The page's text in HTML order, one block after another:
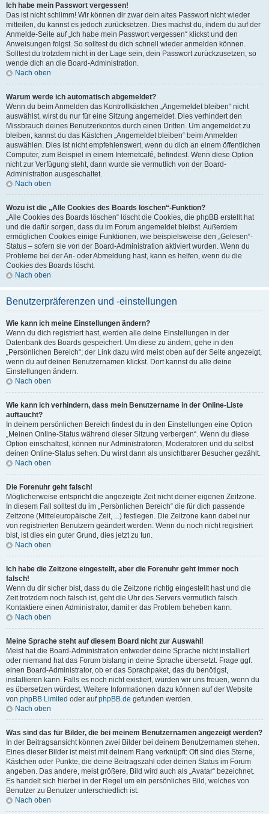
Ich habe mein Passwort vergessen!
Das ist nicht schlimm! Wir können dir zwar dein altes Passwort nicht wieder
mitteilen, du kannst es jedoch zurücksetzen. Dies machst du, indem du auf der
Anmelde-Seite auf „Ich habe mein Passwort vergessen“ klickst und den
Anweisungen folgst. So solltest du dich schnell wieder anmelden können.
Solltest du trotzdem nicht in der Lage sein, dein Passwort zurückzusetzen, so
wende dich an die Board-Administration.
Nach oben
Warum werde ich automatisch abgemeldet?
Wenn du beim Anmelden das Kontrollkästchen „Angemeldet bleiben“ nicht
auswählst, wirst du nur für eine Sitzung angemeldet. Dies verhindert den
Missbrauch deines Benutzerkontos durch einen Dritten. Um angemeldet zu
bleiben, kannst du das Kästchen „Angemeldet bleiben“ beim Anmelden
auswählen. Dies ist nicht empfehlenswert, wenn du dich an einem öffentlichen
Computer, zum Beispiel in einem Internetcafé, befindest. Wenn diese Option
nicht zur Verfügung steht, dann wurde sie vermutlich von der Board-
Administration ausgeschaltet.
Nach oben
Wozu ist die „Alle Cookies des Boards löschen“-Funktion?
„Alle Cookies des Boards löschen“ löscht die Cookies, die phpBB erstellt hat
und die dafür sorgen, dass du im Forum angemeldet bleibst. Außerdem
ermöglichen Cookies einige Funktionen, wie beispielsweise den „Gelesen“-
Status – sofern sie von der Board-Administration aktiviert wurden. Wenn du
Probleme bei der An- oder Abmeldung hast, kann es helfen, wenn du die
Cookies des Boards löscht.
Nach oben
Benutzerpräferenzen und -einstellungen
Wie kann ich meine Einstellungen ändern?
Wenn du dich registriert hast, werden alle deine Einstellungen in der
Datenbank des Boards gespeichert. Um diese zu ändern, gehe in den
„Persönlichen Bereich“; der Link dazu wird meist oben auf der Seite angezeigt,
wenn du auf deinen Benutzernamen klickst. Dort kannst du alle deine
Einstellungen ändern.
Nach oben
Wie kann ich verhindern, dass mein Benutzername in der Online-Liste
auftaucht?
In deinem persönlichen Bereich findest du in den Einstellungen eine Option
„Meinen Online-Status während dieser Sitzung verbergen“. Wenn du diese
Option einschaltest, können nur Administratoren, Moderatoren und du selbst
deinen Online-Status sehen. Du wirst dann als unsichtbarer Besucher gezählt.
Nach oben
Die Forenuhr geht falsch!
Möglicherweise entspricht die angezeigte Zeit nicht deiner eigenen Zeitzone.
In diesem Fall solltest du im „Persönlichen Bereich“ die für dich passende
Zeitzone (Mitteleuropäische Zeit, ...) festlegen. Die Zeitzone kann dabei nur
von registrierten Benutzern geändert werden. Wenn du noch nicht registriert
bist, ist dies ein guter Grund, dies jetzt zu tun.
Nach oben
Ich habe die Zeitzone eingestellt, aber die Forenuhr geht immer noch
falsch!
Wenn du dir sicher bist, dass du die Zeitzone richtig eingestellt hast und die
Zeit trotzdem noch falsch ist, geht die Uhr des Servers vermutlich falsch.
Kontaktiere einen Administrator, damit er das Problem beheben kann.
Nach oben
Meine Sprache steht auf diesem Board nicht zur Auswahl!
Meist hat die Board-Administration entweder deine Sprache nicht installiert
oder niemand hat das Forum bislang in deine Sprache übersetzt. Frage ggf.
einen Board-Administrator, ob er das Sprachpaket, das du benötigst,
installieren kann. Falls es noch nicht existiert, würden wir uns freuen, wenn du
es übersetzen würdest. Weitere Informationen dazu können auf der Website
von phpBB Limited oder aufphpBB.de gefunden werden.
Nach oben
Was sind das für Bilder, die bei meinem Benutzernamen angezeigt werden?
In der Beitragsansicht können zwei Bilder bei deinem Benutzernamen stehen.
Eines dieser Bilder ist meist mit deinem Rang verknüpft: Oft sind dies Sterne,
Kästchen oder Punkte, die deine Beitragszahl oder deinen Status im Forum
angeben. Das andere, meist größere, Bild wird auch als „Avatar“ bezeichnet.
Es handelt sich hierbei in der Regel um ein persönliches Bild, welches von
Benutzer zu Benutzer unterschiedlich ist.
Nach oben